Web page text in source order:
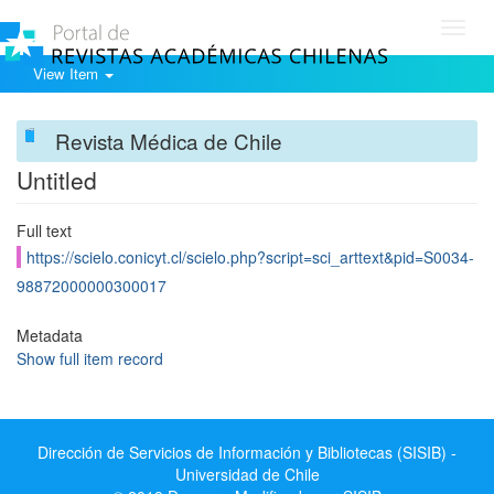
View Item
Revista Médica de Chile
Untitled
Full text
https://scielo.conicyt.cl/scielo.php?script=sci_arttext&pid=S0034-
98872000000300017
Metadata
Show full item record
Dirección de Servicios de Información y Bibliotecas (SISIB) -
Universidad de Chile